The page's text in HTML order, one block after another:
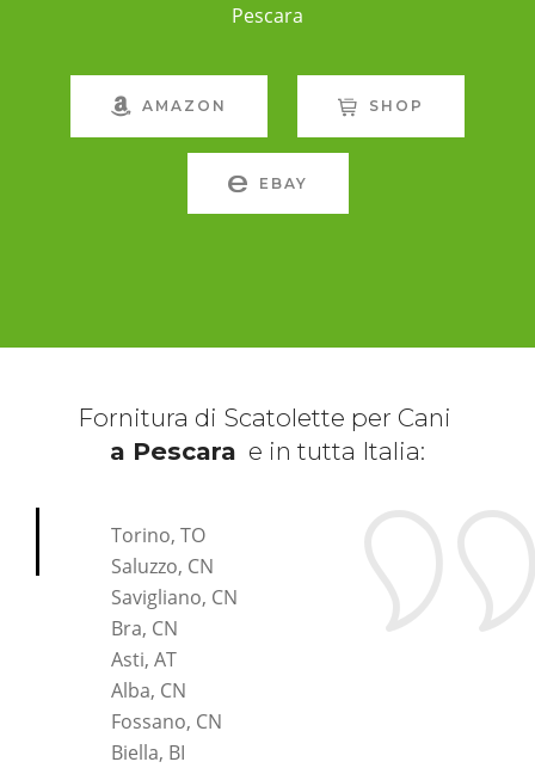
Pescara
AMAZON SHOP
EBAY
Fornitura di Scatolette per Cani
a Pescara e in tutta Italia:
Torino, TO
Saluzzo, CN
Savigliano, CN
Bra, CN
Asti, AT
Alba, CN
Fossano, CN
Biella, BI